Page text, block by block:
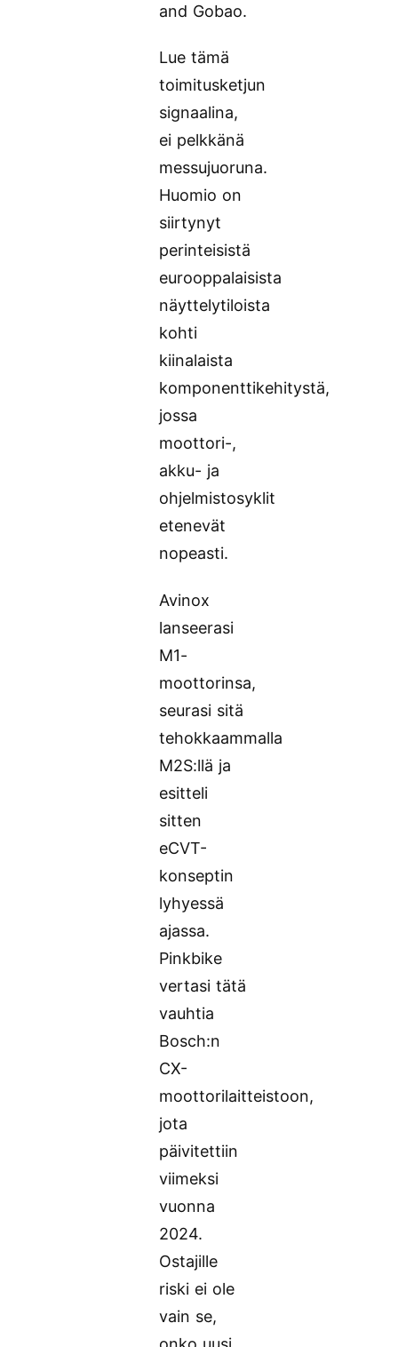
and Gobao.
Lue tämä
toimitusketjun
signaalina,
ei pelkkänä
messujuoruna.
Huomio on
siirtynyt
perinteisistä
eurooppalaisista
näyttelytiloista
kohti
kiinalaista
komponenttikehitystä,
jossa
moottori-,
akku- ja
ohjelmistosyklit
etenevät
nopeasti.
Avinox
lanseerasi
M1-
moottorinsa,
seurasi sitä
tehokkaammalla
M2S:llä ja
esitteli
sitten
eCVT-
konseptin
lyhyessä
ajassa.
Pinkbike
vertasi tätä
vauhtia
Bosch:n
CX-
moottorilaitteistoon,
jota
päivitettiin
viimeksi
vuonna
2024.
Ostajille
riski ei ole
vain se,